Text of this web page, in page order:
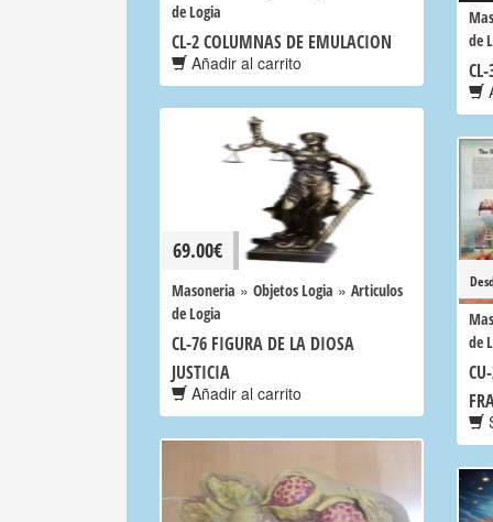
de Logia
CL-2 COLUMNAS DE EMULACION
Añadir al carrito
de
69.00€
Masoneria » Objetos Logia » Articulos
de Logia
CL-76 FIGURA DE LA DIOSA
JUSTICIA
Añadir al carrito
de